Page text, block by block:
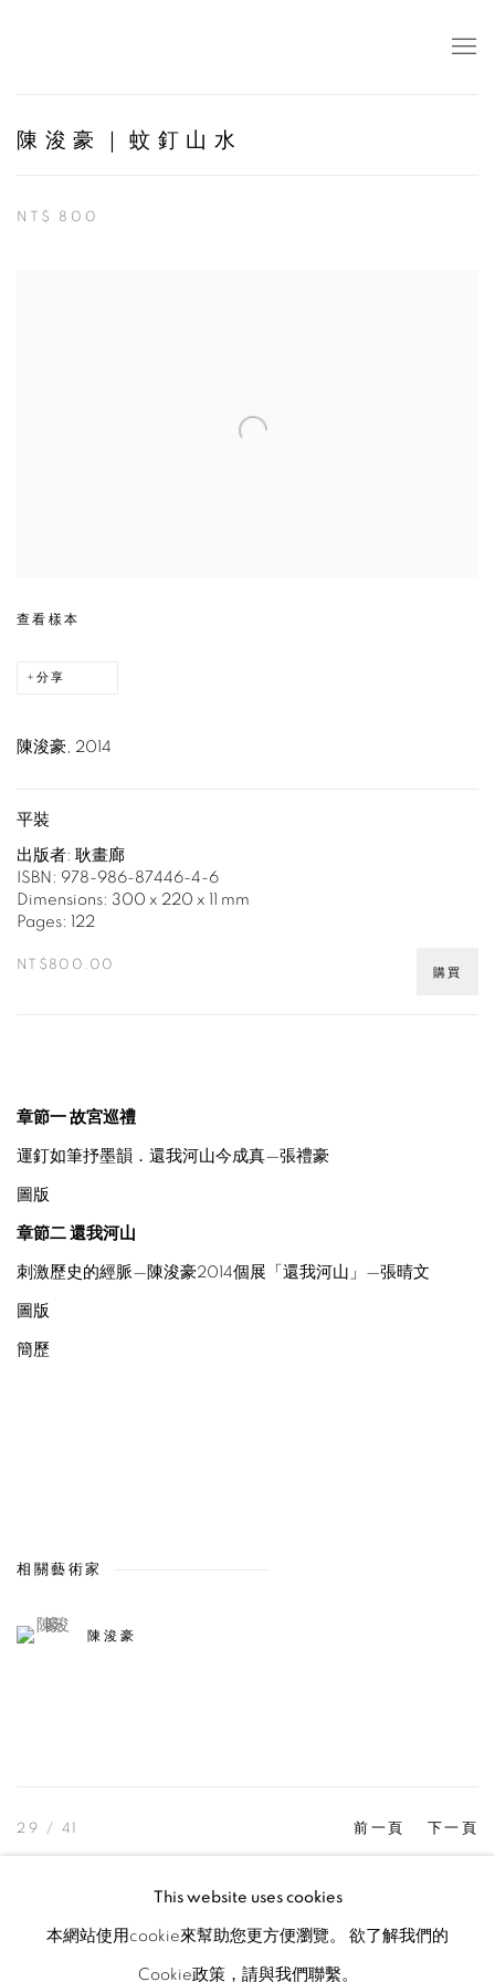
陳浚豪｜蚊釘山水
NT$ 800
查看樣本
分享
陳浚豪, 2014
平裝
出版者: 耿畫廊
ISBN: 978-986-87446-4-6
Dimensions: 300 x 220 x 11 mm
Pages: 122
NT$800.00 購買
章節一 故宮巡禮
運釘如筆抒墨韻．還我河山今成真—張禮豪
圖版
章節二 還我河山
刺激歷史的經脈—陳浚豪2014個展「還我河山」—張晴文
圖版
簡歷
相關藝術家
陳浚豪
前一頁 下一頁
29 / 41
MANAGE COOKIES
This website uses cookies
本網站使用cookie來幫助您更方便瀏覽。 欲了解我們的
Cookie政策，請與我們聯繫。